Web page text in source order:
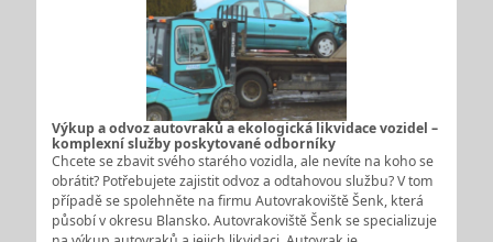
Výkup a odvoz autovraků a ekologická likvidace vozidel –
komplexní služby poskytované odborníky
Chcete se zbavit svého starého vozidla, ale nevíte na koho se
obrátit? Potřebujete zajistit odvoz a odtahovou službu? V tom
případě se spolehněte na firmu Autovrakoviště Šenk, která
působí v okresu Blansko. Autovrakoviště Šenk se specializuje